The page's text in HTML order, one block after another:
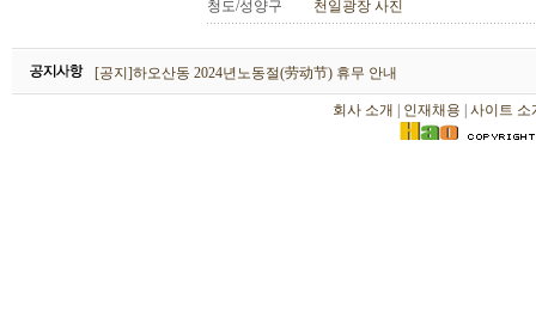
청도/성양구 천일광장 사진
하오산동 2026년 설날(春节) 휴무 안내
[공지]하오산동 2024년노동절(劳动节) 휴무 안내
[공지]하오산동 2024년 설날(春节) 휴무 안내
회사 소개 인재채용 사이트 소